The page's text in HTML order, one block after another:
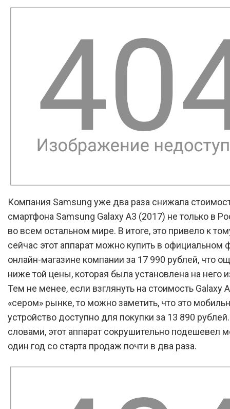
Компания Samsung уже два раза снижала
смартфона Samsung Galaxy A3 (2017) не только в
во всем остальном мире. В итоге, это привело к
сейчас этот аппарат можно купить в
онлайн-магазине компании за 17 990 рублей, что
ниже той цены, которая была установлена на него
Тем не менее, если взглянуть на стоимость Galaxy
«сером» рынке, то можно заметить, что это
устройство доступно для покупки за 13 890
словами, этот аппарат сокрушительно подешевел
один год со старта продаж почти в два раза.